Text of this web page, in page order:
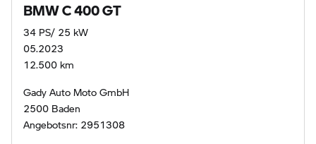
BMW C 400 GT
34 PS/ 25 kW
05.2023
12.500 km
Gady Auto Moto GmbH
2500 Baden
Angebotsnr: 2951308